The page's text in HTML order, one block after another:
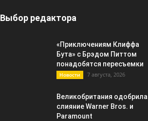
Выбор редактора
«Приключениям Клиффа
Бута» с Брэдом Питтом
понадобятся пересъемки
Новости 7 августа, 2026
Великобритания одобрила
слияние Warner Bros. и
Paramount